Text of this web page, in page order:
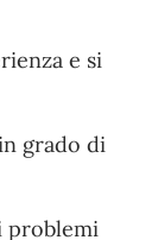
e si
grado di
problemi